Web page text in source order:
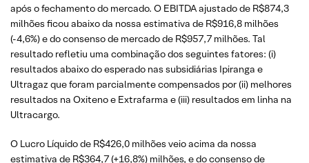
após o fechamento do mercado. O EBITDA ajustado de R$874,3
milhões ficou abaixo da nossa estimativa de R$916,8 milhões
(-4,6%) e do consenso de mercado de R$957,7 milhões. Tal
resultado refletiu uma combinação dos seguintes fatores: (i)
resultados abaixo do esperado nas subsidiárias Ipiranga e
Ultragaz que foram parcialmente compensados por (ii) melhores
resultados na Oxiteno e Extrafarma e (iii) resultados em linha na
Ultracargo.
O Lucro Líquido de R$426,0 milhões veio acima da nossa
estimativa de R$364,7 (+16,8%) milhões, e do consenso de